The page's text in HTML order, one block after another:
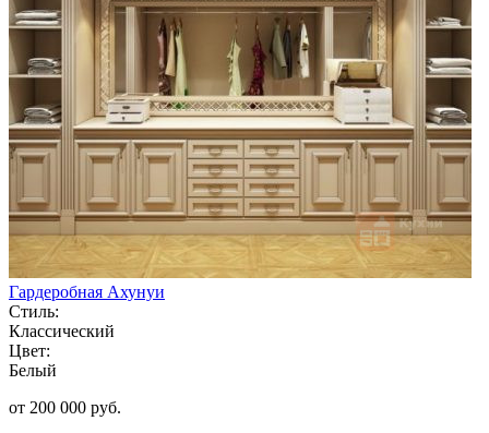
Гардеробная Ахунуи
Стиль:
Классический
Цвет:
Белый
от 200 000 руб.